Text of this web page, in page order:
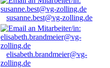
susanne.best@vg-zolling.de
elisabeth.brandmeier@vg-
zolling.de